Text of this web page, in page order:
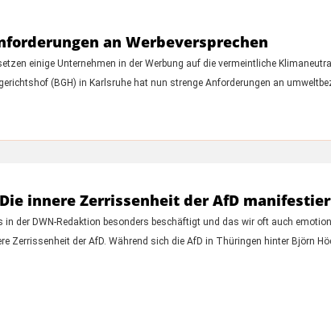
an Werbeversprechen
einige Unternehmen in der Werbung auf die vermeintliche
(BGH) in Karlsruhe hat nun strenge Anforderungen an
innere Zerrissenheit der AfD
in der DWN-Redaktion besonders beschäftigt und das wir oft auch
Zerrissenheit der AfD. Während sich die AfD in Thüringen hinter Björn